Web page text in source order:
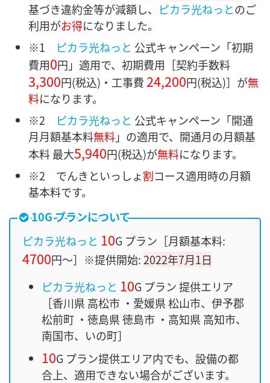
基づき違約金等が減額し、
ピカラ光ねっとのご
利用がお得になりました。
※1
ピカラ光ねっと 公式キャンペーン「初期
費用0円」適用で、初期費用［契約手数料
3,300円(税込)・ 工事費 24,200円(税込)］ が無
料になります。
※2
ピカラ光ねっと 公式キャンペーン「開通
月月額基本料無料」の適用で、開通月の月額基
本料 最大5,940円(税込)が無料になります。
※2 でんきといっしょ割コース適用時の月額
基本料です。
10G プランについて
ピカラ光ねっと 10G プラン［月額基本料:
4700円〜］※提供開始: 2022年7月1日
ピカラ光ねっと 10G プラン 提供エリア
［香川県 高松市 ・愛媛県 松山市、伊予郡
松前町 ・徳島県 徳島市 ・高知県 高知市、
南国市、いの町］
10G プラン提供エリア内でも、設備の都
合上、適用できない場合がございます。